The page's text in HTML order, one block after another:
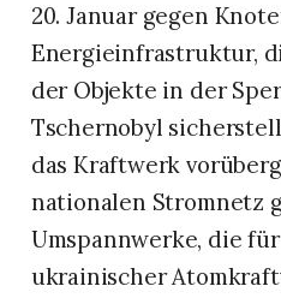
20. Januar gegen
Energieinfrastruktur,
der Objekte in der
Tschernobyl
das Kraftwerk
nationalen Stromnetz
Umspannwerke, die
ukrainischer